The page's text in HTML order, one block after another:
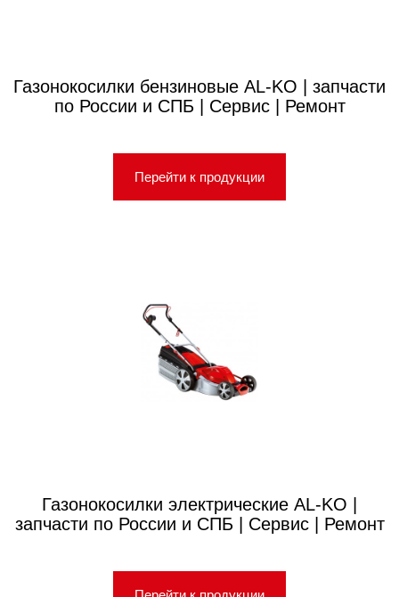
Газонокосилки бензиновые AL-KO | запчасти
по России и СПБ | Сервис | Ремонт
Перейти к продукции
Газонокосилки электрические AL-KO |
запчасти по России и СПБ | Сервис | Ремонт